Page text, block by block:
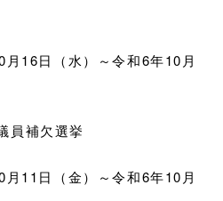
日（水）～令和6年10月
員補欠選挙
日（金）～令和6年10月